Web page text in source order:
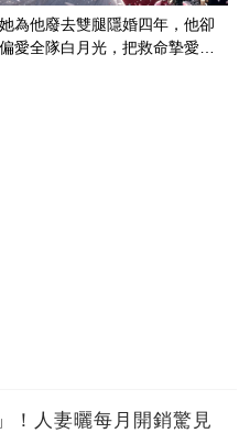
她為他廢去雙腿隱婚四年，他卻
偏愛全隊白月光，把救命摯愛當
！人妻曬每月開銷驚見